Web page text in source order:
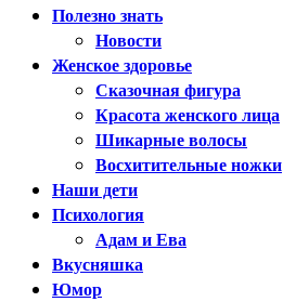
Полезно знать
Новости
Женское здоровье
Сказочная фигура
Красота женского лица
Шикарные волосы
Восхитительные ножки
Наши дети
Психология
Адам и Ева
Вкусняшка
Юмор